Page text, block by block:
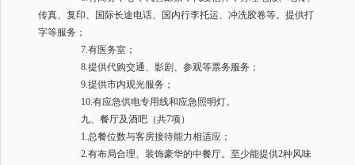
传真、复印、国际长途电话、国内行李托运、冲洗胶卷等。提供打
字等服务；
7.有医务室；
8.提供代购交通、影剧、参观等票务服务；
9.提供市内观光服务；
10.有应急供电专用线和应急照明灯。
九、餐厅及酒吧（共7项）
1.总餐位数与客房接待能力相适应；
2.有布局合理、装饰豪华的中餐厅。至少能提供2种风味